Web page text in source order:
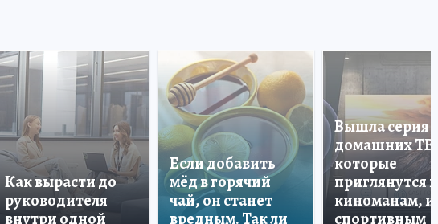
Как вырасти до
руководителя
внутри одной
Если добавить
мёд в горячий
чай, он станет
вредным. Так ли
Вышла серия
домашних ТВ,
которые
приглянутся и
киноманам, и
спортивным